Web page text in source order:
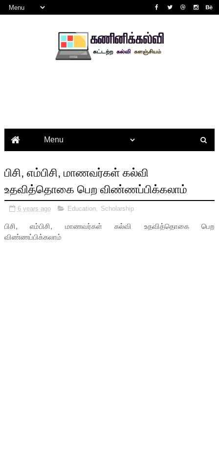
பிசி, எம்பிசி, மாணவர்கள் கல்வி
உதவித்தொகை பெற விண்ணப்பிக்கலாம்
6 years ago Education, Scholarship
பிசி, எம்பிசி, மாணவர்கள் கல்வி உதவித்தொகை பெற
விண்ணப்பிக்கலாம்